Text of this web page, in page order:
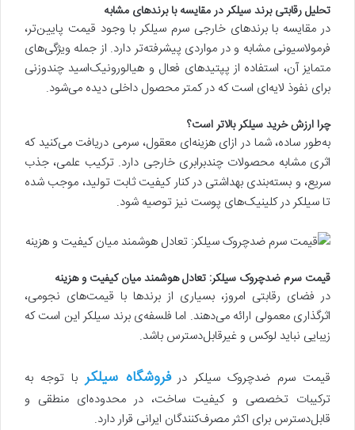
تحلیل رقابتی برند سیلکر در مقایسه با برندهای مشابه
در مقایسه با برندهای خارجی سرم سیلکر با وجود قیمت پایین‌تر،
فرمولاسیونی مشابه و در مواردی پیشرفته‌تر دارد. از جمله ویژگی‌های
متمایز آن، استفاده از پپتیدهای فعال و هیالورونیک‌اسید چندوزنی
برای نفوذ لایه‌ای است که در کمتر محصول داخلی دیده می‌شود.
چرا ارزش خرید سیلکر بالاتر است؟
به‌طور ساده، شما در ازای هزینه‌ای معقول، سرمی دریافت می‌کنید که
اثری مشابه محصولات چندبرابری خارجی دارد. ترکیب علمی، جذب
سریع، و بسته‌بندی بهداشتی در کنار کیفیت ثابت تولید، موجب شده
تا سیلکر در کلینیک‌های پوست نیز توصیه شود.
قیمت سرم ضدچروک سیلکر: تعادل هوشمند میان کیفیت و هزینه
در فضای رقابتی امروز، بسیاری از برندها با قیمت‌های نجومی،
اثرگذاری معمولی ارائه می‌دهند. اما فلسفه‌ی برند سیلکر این است که
زیبایی نباید لوکس و غیرقابل‌دسترس باشد.
قیمت سرم ضدچروک سیلکر درفروشگاه سیلکر با توجه به
ترکیبات تخصصی و کیفیت ساخت، در محدوده‌ای منطقی و
قابل‌دسترس برای اکثر مصرف‌کنندگان ایرانی قرار دارد.